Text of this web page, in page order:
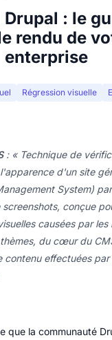
: le
rendu de
enterprise
Régression visuelle
: « Technique de
d'un site
System)
screenshots, conçue
causées par les
du cœur du
contenu effectuées par
que la communauté